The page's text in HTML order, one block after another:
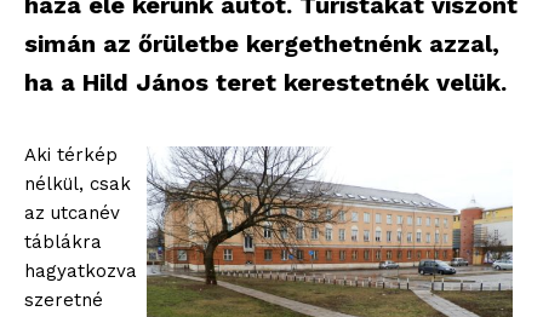
simán az őrületbe kergethetnénk azzal,
ha a Hild János teret kerestetnék velük.
Aki térkép
nélkül, csak
az utcanév
táblákra
hagyatkozva
szeretné